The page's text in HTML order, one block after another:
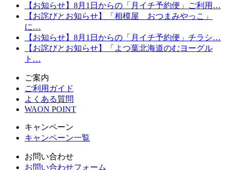
【お知らせ】8月1日からの「月イチ予約便」ご利用…
【お詫びとお知らせ】「相模屋 おつまみやっこ」
に…
【お知らせ】8月1日からの「月イチ予約便」チラシ…
【お詫びとお知らせ】「よつ葉北海道のむヨーグル
ト…
ご案内
ご利用ガイド
よくある質問
WAON POINT
キャンペーン
キャンペーン一覧
お問い合わせ
お問い合わせフォーム